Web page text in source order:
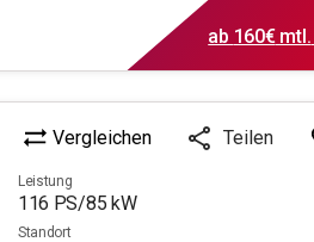
ab 160€mtl.
Vergleichen Teilen
Leistung
116 PS/85 kW
Standort